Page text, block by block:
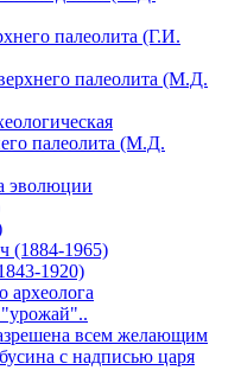
палеолита (Г.И.
палеолита (М.Д.
палеолита (М.Д.
эволюции
(1884-1965)
1920)
археолога
"урожай"..
всем желающим
с надписью царя